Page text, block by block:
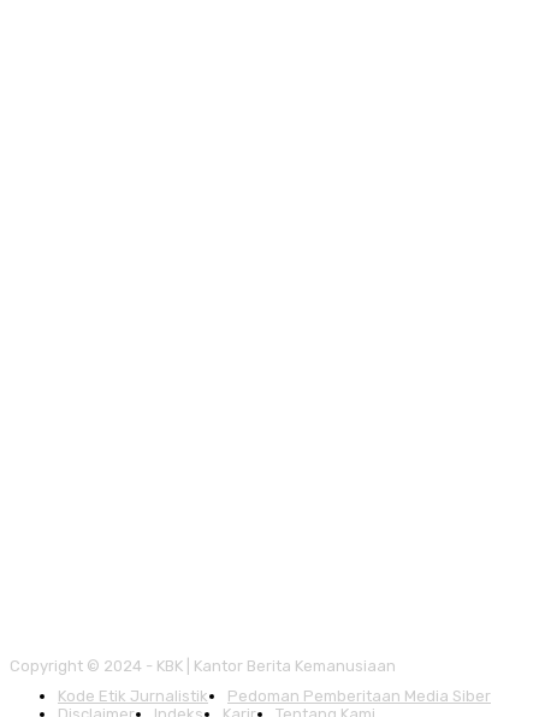
Copyright © 2024 - KBK | Kantor Berita Kemanusiaan
Kode Etik Jurnalistik
Pedoman Pemberitaan Media Siber